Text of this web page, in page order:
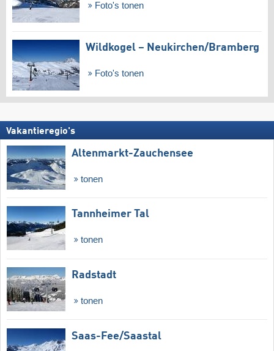
Foto's tonen
Wildkogel – Neukirchen/​Bramberg
Foto's tonen
Vakantieregio's
Altenmarkt-Zauchensee
tonen
Tannheimer Tal
tonen
Radstadt
tonen
Saas-Fee/​Saastal